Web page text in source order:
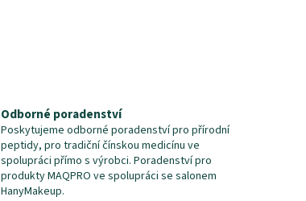
Odborné poradenství
Poskytujeme odborné poradenství pro přírodní
peptidy, pro tradiční čínskou medicínu ve
spolupráci přímo s výrobci. Poradenství pro
produkty MAQPRO ve spolupráci se salonem
HanyMakeup.